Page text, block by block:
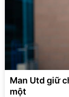
Man Utd giữ
một